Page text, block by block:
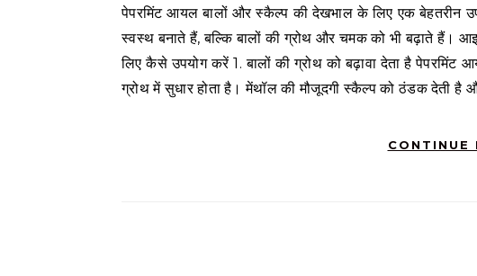
पेपरमिंट आयल बालों और स्कैल्प की देखभाल के लिए एक बेहतरीन उपाय है। इसके ठंडक और ताजगी देने वाले गुण न केवल स्कैल्प को
स्वस्थ बनाते हैं, बल्कि बालों की ग्रोथ और चमक को भी बढ़ाते
लिए कैसे उपयोग करें 1. बालों की ग्रोथ को बढ़ावा देता है पेपरमिंट
ग्रोथ में सुधार होता है। मेंथॉल की मौजूदगी स्कैल्प को ठंडक देती है
CONTINUE